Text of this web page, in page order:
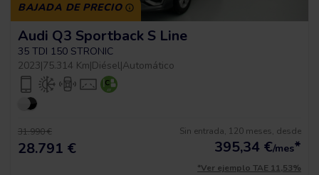
BAJADA DE PRECIO
Audi Q3 Sportback S Line
35 TDI 150 STRONIC
2023|75.314 Km|Diésel|Automático
31.990 €
28.791 €
Sin entrada, 120 meses, desde
395,34 €/mes*
*Ver ejemplo TAE 11,53%